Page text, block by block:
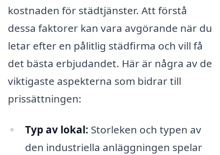
kostnaden för städtjänster. Att förstå
dessa faktorer kan vara avgörande när du
letar efter en pålitlig städfirma och vill få
det bästa erbjudandet. Här är några av de
viktigaste aspekterna som bidrar till
prissättningen:
Typ av lokal: Storleken och typen av
den industriella anläggningen spelar